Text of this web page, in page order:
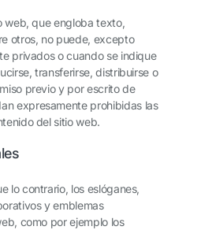
web, que engloba texto,
otros, no puede, excepto
privados o cuando se indique
transferirse, distribuirse o
previo y por escrito de
expresamente prohibidas las
del sitio web.
lo contrario, los eslóganes,
y emblemas
como por ejemplo los